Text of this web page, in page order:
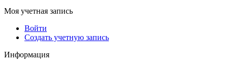
Моя учетная запись
Войти
Создать учетную запись
Информация